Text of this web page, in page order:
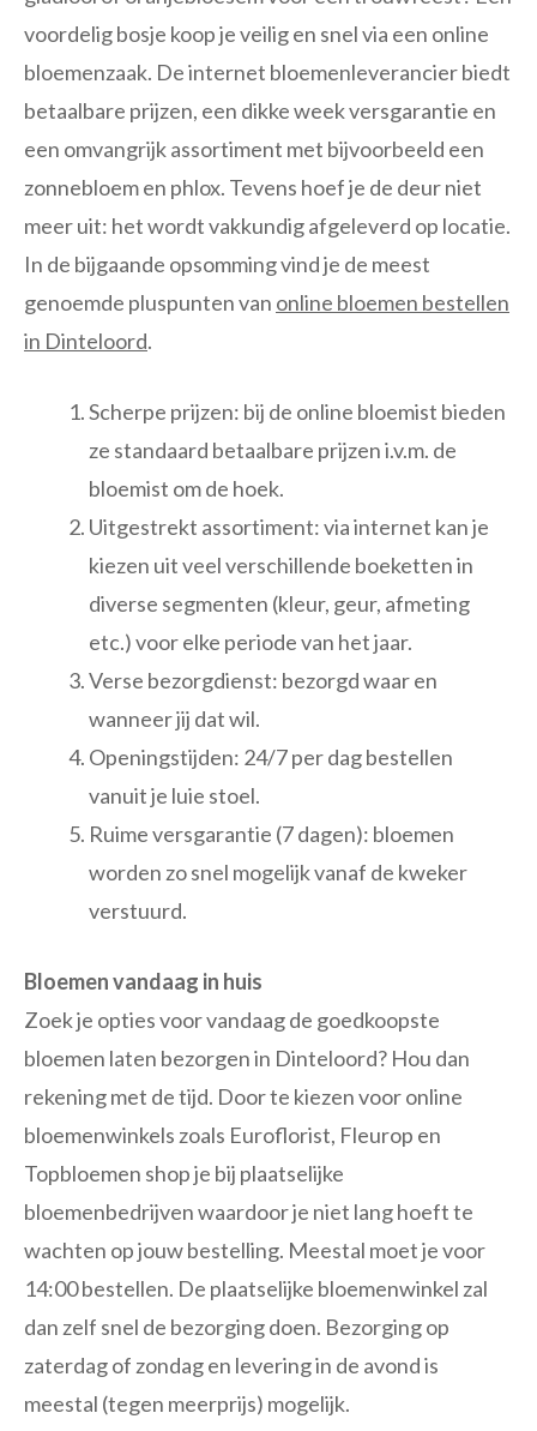
voordelig bosje koop je veilig en snel via een online
bloemenzaak. De internet bloemenleverancier biedt
betaalbare prijzen, een dikke week versgarantie en
een omvangrijk assortiment met bijvoorbeeld een
zonnebloem en phlox. Tevens hoef je de deur niet
meer uit: het wordt vakkundig afgeleverd op locatie.
In de bijgaande opsomming vind je de meest
genoemde pluspunten van online bloemen bestellen
in Dinteloord.
Scherpe prijzen: bij de online bloemist bieden
ze standaard betaalbare prijzen i.v.m. de
bloemist om de hoek.
Uitgestrekt assortiment: via internet kan je
kiezen uit veel verschillende boeketten in
diverse segmenten (kleur, geur, afmeting
etc.) voor elke periode van het jaar.
Verse bezorgdienst: bezorgd waar en
wanneer jij dat wil.
Openingstijden: 24/7 per dag bestellen
vanuit je luie stoel.
Ruime versgarantie (7 dagen): bloemen
worden zo snel mogelijk vanaf de kweker
verstuurd.
Bloemen vandaag in huis
Zoek je opties voor vandaag de goedkoopste
bloemen laten bezorgen in Dinteloord? Hou dan
rekening met de tijd. Door te kiezen voor online
bloemenwinkels zoals Euroflorist, Fleurop en
Topbloemen shop je bij plaatselijke
bloemenbedrijven waardoor je niet lang hoeft te
wachten op jouw bestelling. Meestal moet je voor
14:00 bestellen. De plaatselijke bloemenwinkel zal
dan zelf snel de bezorging doen. Bezorging op
zaterdag of zondag en levering in de avond is
meestal (tegen meerprijs) mogelijk.